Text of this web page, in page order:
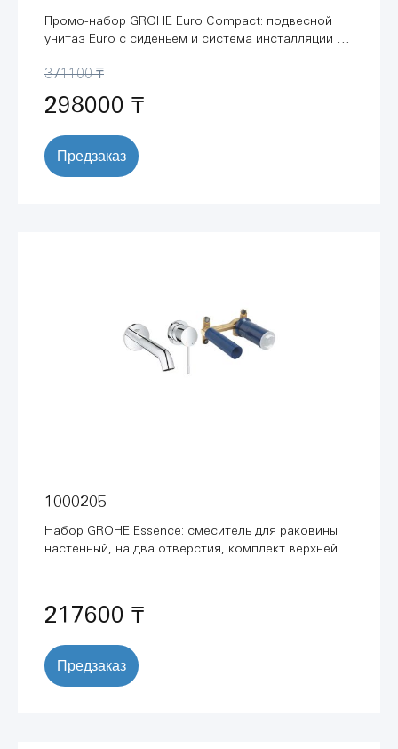
Промо-набор GROHE Euro Compact: подвесной
унитаз Euro с сиденьем и система инсталляции с
371100 ₸
298000 ₸
Предзаказ
1000205
Набор GROHE Essence: смеситель для раковины
настенный, на два отверстия, комплект верхней
217600 ₸
Предзаказ